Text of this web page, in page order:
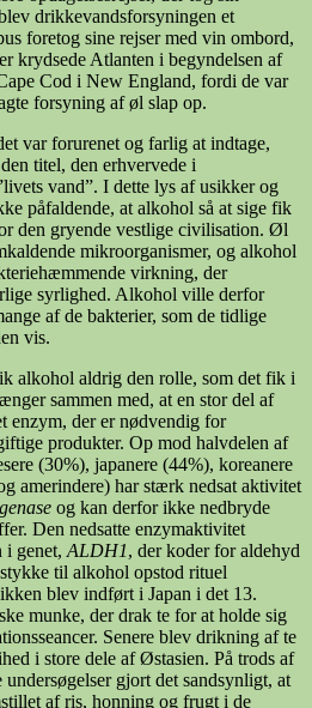
drikkevandsforsyningen et
foretog sine rejser med vin ombord,
krydsede Atlanten i begyndelsen af
Cod i New England, fordi de var
forsyning af øl slap op.
var forurenet og farlig at indtage,
titel, den erhvervede i
vand”. I dette lys af usikker og
påfaldende, at alkohol så at sige fik
den gryende vestlige civilisation. Øl
mikroorganismer, og alkohol
virkning, der
syrlighed. Alkohol ville derfor
af de bakterier, som de tidlige
vis.
alkohol aldrig den rolle, som det fik i
sammen med, at en stor del af
enzym, der er nødvendig for
produkter. Op mod halvdelen af
(30%), japanere (44%), koreanere
amerindere) har stærk nedsat aktivitet
og kan derfor ikke nedbryde
Den nedsatte enzymaktivitet
i genet,ALDH1, der koder for aldehyd
til alkohol opstod rituel
blev indført i Japan i det 13.
munke, der drak te for at holde sig
Senere blev drikning af te
i store dele af Østasien. På trods af
gjort det sandsynligt, at
af ris, honning og frugt i de